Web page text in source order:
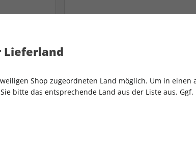
Laufzeit: 2 Ausgaben
Lieferland
Shop zugeordneten Land möglich. Um in einen
bitte das entsprechende Land aus der Liste aus.